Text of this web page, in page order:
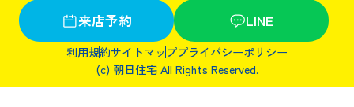
来店予約
LINE
利用規約サイトマッププライバシーポリシー
(c) 朝日住宅 All Rights Reserved.